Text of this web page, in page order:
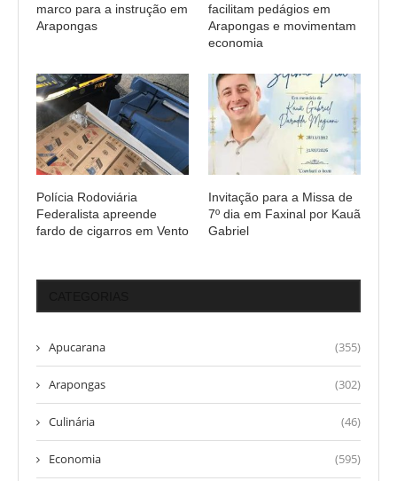
marco para a instrução em
Arapongas
facilitam pedágios em
Arapongas e movimentam
economia
Polícia Rodoviária
Federalista apreende
fardo de cigarros em Vento
Invitação para a Missa de
7º dia em Faxinal por Kauã
Gabriel
Apucarana (355)
Arapongas (302)
Culinária (46)
Economia (595)